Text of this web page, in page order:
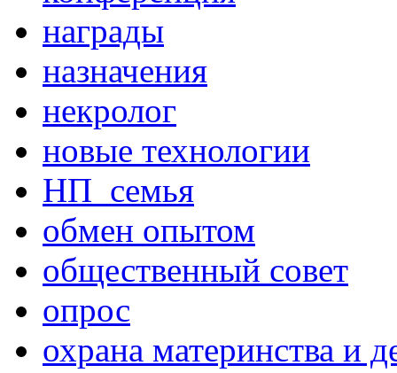
награды
назначения
некролог
новые технологии
НП_семья
обмен опытом
общественный совет
опрос
охрана материнства и